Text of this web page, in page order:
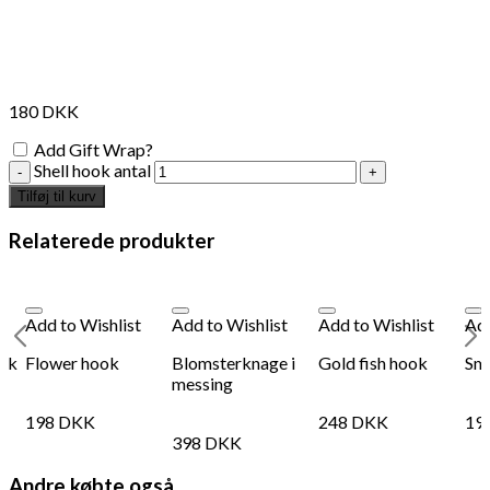
Add to Wishlist
180DKK
Add Gift Wrap?
Shell hook antal
Tilføj til kurv
Relaterede produkter
Add to Wishlist
Flower hook
198 DKK
Add to Wishlist
Blomsterknage i
messing
398 DKK
Add to Wishlist
Gold fish hook
248 DKK